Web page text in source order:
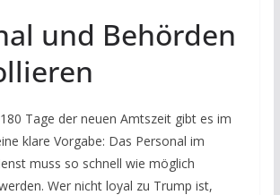
und Behörden
Tage der neuen Amtszeit gibt es im
klare Vorgabe: Das Personal im
muss so schnell wie möglich
Wer nicht loyal zu Trump ist,